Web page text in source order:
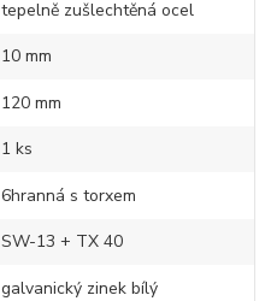
tepelně zušlechtěná ocel
10 mm
120 mm
1 ks
6hranná s torxem
SW-13 + TX 40
galvanický zinek bílý